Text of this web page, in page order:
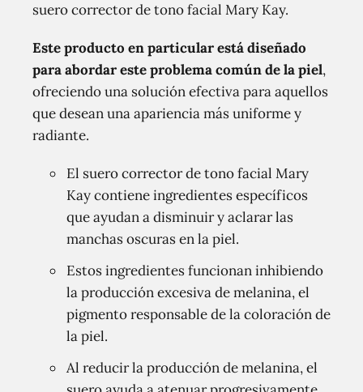
suero corrector de tono facial Mary Kay.
Este producto en particular está diseñado
para abordar este problema común de la piel,
ofreciendo una solución efectiva para aquellos
que desean una apariencia más uniforme y
radiante.
El suero corrector de tono facial Mary
Kay contiene ingredientes específicos
que ayudan a disminuir y aclarar las
manchas oscuras en la piel.
Estos ingredientes funcionan inhibiendo
la producción excesiva de melanina, el
pigmento responsable de la coloración de
la piel.
Al reducir la producción de melanina, el